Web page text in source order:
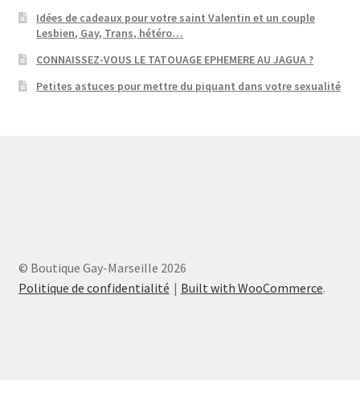
Idées de cadeaux pour votre saint Valentin et un couple
Lesbien, Gay, Trans, hétéro…
CONNAISSEZ-VOUS LE TATOUAGE EPHEMERE AU JAGUA ?
Petites astuces pour mettre du piquant dans votre sexualité
© Boutique Gay-Marseille 2026
Politique de confidentialité
Built with WooCommerce.